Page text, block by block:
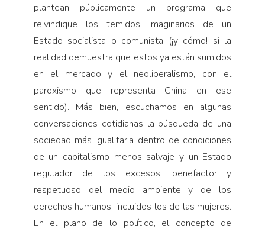
plantean públicamente un programa que
reivindique los temidos imaginarios de un
Estado socialista o comunista (¡y cómo! si la
realidad demuestra que estos ya están sumidos
en el mercado y el neoliberalismo, con el
paroxismo que representa China en ese
sentido). Más bien, escuchamos en algunas
conversaciones cotidianas la búsqueda de una
sociedad más igualitaria dentro de condiciones
de un capitalismo menos salvaje y un Estado
regulador de los excesos, benefactor y
respetuoso del medio ambiente y de los
derechos humanos, incluidos los de las mujeres.
En el plano de lo político, el concepto de